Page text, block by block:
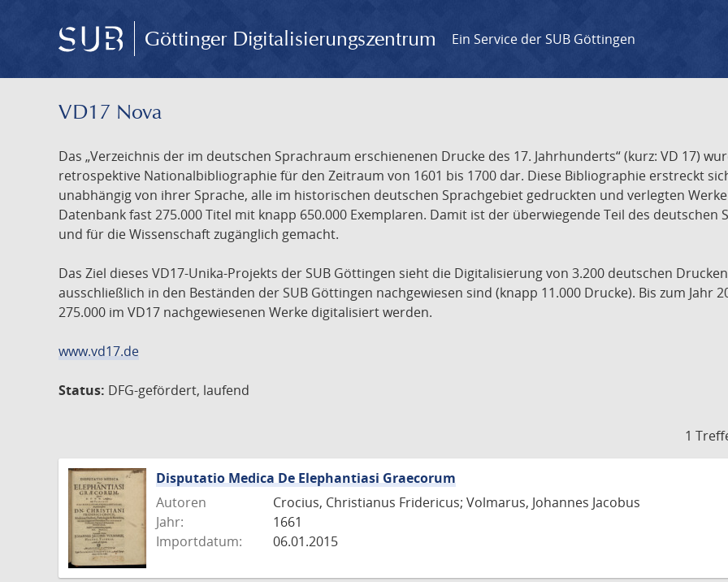
Göttinger Digitalisierungszentrum Ein Service der SUB Göttingen
VD17 Nova
Das „Verzeichnis der im deutschen Sprachraum erschienenen Drucke des 17. Jahrhunderts“ (kurz: VD 17)
retrospektive Nationalbibliographie für den Zeitraum von 1601 bis 1700 dar. Diese Bibliographie erstreckt
unabhängig von ihrer Sprache, alle im historischen deutschen Sprachgebiet gedruckten und verlegten
Datenbank fast 275.000 Titel mit knapp 650.000 Exemplaren. Damit ist der überwiegende Teil des
und für die Wissenschaft zugänglich gemacht.
Das Ziel dieses VD17-Unika-Projekts der SUB Göttingen sieht die Digitalisierung von 3.200 deutschen
ausschließlich in den Beständen der SUB Göttingen nachgewiesen sind (knapp 11.000 Drucke). Bis zum Jahr
275.000 im VD17 nachgewiesenen Werke digitalisiert werden.
www.vd17.de
Status: DFG-gefördert, laufend
1
Disputatio Medica De Elephantiasi Graecorum
Autoren
Crocius, Christianus Fridericus; Volmarus, Johannes Jacobus
Jahr:
1661
Importdatum:
06.01.2015